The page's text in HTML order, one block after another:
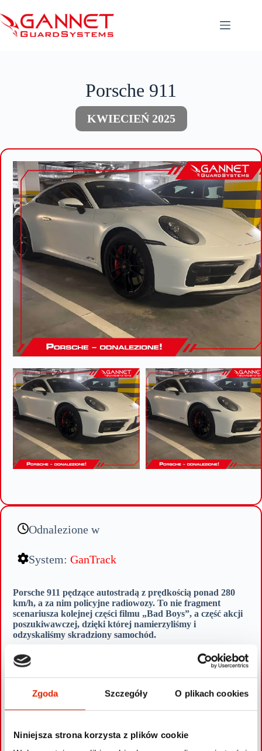
Zgoda Szczegóły O plikach cookies
Niniejsza strona korzysta z plików cookie
do
treści
Porsche 911
KWIECIEŃ 2025
Odnalezione w
System: GanTrack
Porsche 911 pędzące autostradą z prędkością ponad 280
km/h, a za nim policyjne radiowozy. To nie fragment
scenariusza kolejnej części filmu „Bad Boys”, a część akcji
poszukiwawczej, dzięki której namierzyliśmy i
odzyskaliśmy skradziony samochód.
911 zniknęło z jednego z podziemnych parkingów w
Trójmieście. O możliwej kradzieży dowiedzieliśmy się dzięki
wygenerowanemu przez system monitoringu alarmowi
nieautoryzowanego uruchomieniu silnika. Po kontakcie
dyżurnego centrali Gannet Guard Systems z właścicielem akcja
nabrała rozpędu. Zgłoszenie trafiło oczywiście do policji, której